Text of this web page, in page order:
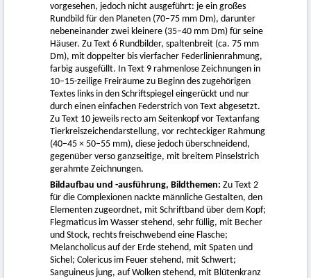
vorgesehen, jedoch nicht ausgeführt: je ein großes
Rundbild für den Planeten (70–75 mm Dm), darunter
nebeneinander zwei kleinere (35–40 mm Dm) für seine
Häuser. Zu Text 6 Rundbilder, spaltenbreit (ca. 75 mm
Dm), mit doppelter bis vierfacher Federlinienrahmung,
farbig ausgefüllt. In Text 9 rahmenlose Zeichnungen in
10–15-zeilige Freiräume zu Beginn des zugehörigen
Textes links in den Schriftspiegel eingerückt und nur
durch einen einfachen Federstrich von Text abgesetzt.
Zu Text 10 jeweils recto am Seitenkopf vor Textanfang
Tierkreiszeichendarstellung, vor rechteckiger Rahmung
(40–45 × 50–55 mm), diese jedoch überschneidend,
gegenüber verso ganzseitige, mit breitem Pinselstrich
gerahmte Zeichnungen.
Bildaufbau und -ausführung, Bildthemen: Zu Text 2
für die Complexionen nackte männliche Gestalten, den
Elementen zugeordnet, mit Schriftband über dem Kopf;
Flegmaticus im Wasser stehend, sehr füllig, mit Becher
und Stock, rechts freischwebend eine Flasche;
Melancholicus auf der Erde stehend, mit Spaten und
Sichel; Colericus im Feuer stehend, mit Schwert;
Sanguineus jung, auf Wolken stehend, mit Blütenkranz